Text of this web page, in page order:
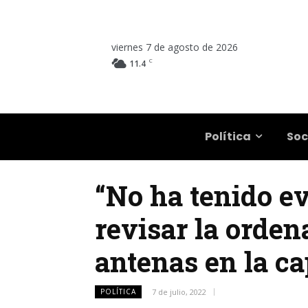
viernes 7 de agosto de 2026
11.4 C
Política
“No ha tenido
revisar la
antenas en la
POLÍTICA 7 de julio, 2022